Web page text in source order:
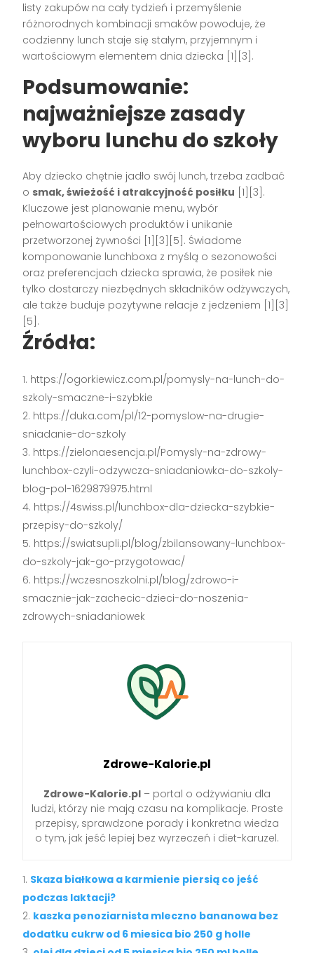
listy zakupów na cały tydzień i przemyślenie
różnorodnych kombinacji smaków powoduje, że
codzienny lunch staje się stałym, przyjemnym i
wartościowym elementem dnia dziecka [1][3] .
Podsumowanie:
najważniejsze zasady
wyboru lunchu do szkoły
Aby dziecko chętnie jadło swój lunch, trzeba zadbać
o smak, świeżość i atrakcyjność posiłku [1][3] .
Kluczowe jest planowanie menu, wybór
pełnowartościowych produktów i unikanie
przetworzonej żywności [1][3][5] . Świadome
komponowanie lunchboxa z myślą o sezonowości
oraz preferencjach dziecka sprawia, że posiłek nie
tylko dostarczy niezbędnych składników odżywczych,
ale także buduje pozytywne relacje z jedzeniem [1][3]
[5] .
Źródła:
https://ogorkiewicz.com.pl/pomysly-na-lunch-do-
szkoly-smaczne-i-szybkie
https://duka.com/pl/12-pomyslow-na-drugie-
sniadanie-do-szkoly
https://zielonaesencja.pl/Pomysly-na-zdrowy-
lunchbox-czyli-odzywcza-sniadaniowka-do-szkoly-
blog-pol-1629879975.html
https://4swiss.pl/lunchbox-dla-dziecka-szybkie-
przepisy-do-szkoly/
https://swiatsupli.pl/blog/zbilansowany-lunchbox-
do-szkoly-jak-go-przygotowac/
https://wczesnoszkolni.pl/blog/zdrowo-i-
smacznie-jak-zachecic-dzieci-do-noszenia-
zdrowych-sniadaniowek
Zdrowe-Kalorie.pl
Zdrowe-Kalorie.pl – portal o odżywianiu dla
ludzi, którzy nie mają czasu na komplikacje. Proste
przepisy, sprawdzone porady i konkretna wiedza
o tym, jak jeść lepiej bez wyrzeczeń i diet-karuzel.
Skaza białkowa a karmienie piersią co jeść
podczas laktacji?
kaszka penoziarnista mleczno bananowa bez
dodatku cukrw od 6 miesica bio 250 g holle